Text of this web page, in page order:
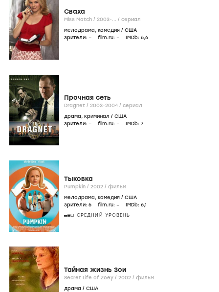
Сваха
Miss Match / 2003-... / сериал
мелодрама, комедия / США
зрители: – film.ru: – IMDb: 6,6
Прочная сеть
Dragnet / 2003-2004 / сериал
драма, криминал / США
зрители: – film.ru: – IMDb: 7
Тыковка
Pumpkin / 2002 / фильм
мелодрама, комедия / США
зрители: 6 film.ru: – IMDb: 6,1
СРЕДНИЙ УРОВЕНЬ
Тайная жизнь Зои
Secret Life of Zoey / 2002 / фильм
драма / США